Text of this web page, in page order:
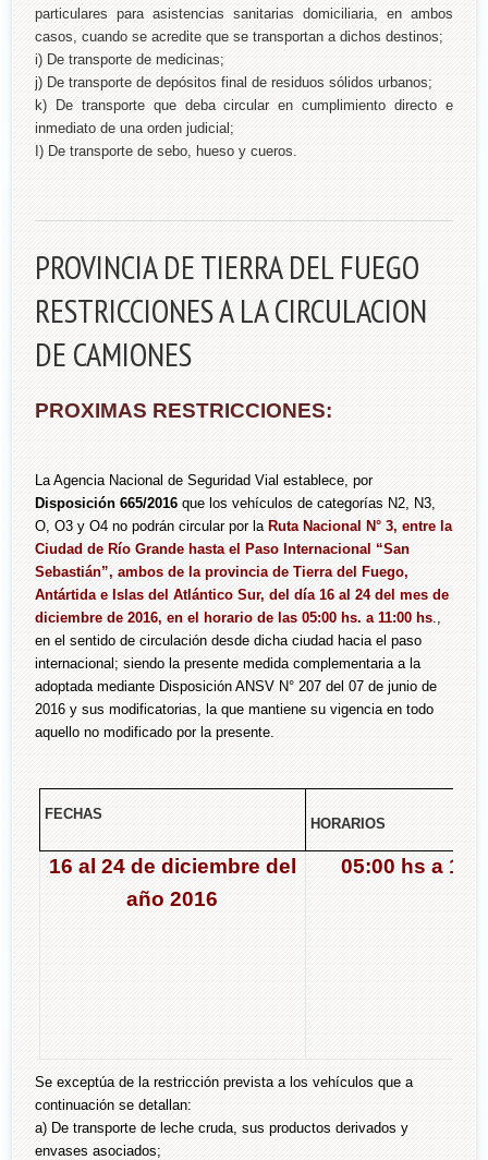
particulares para asistencias sanitarias domiciliaria, en ambos
casos, cuando se acredite que se transportan a dichos destinos;
i) De transporte de medicinas;
j) De transporte de depósitos final de residuos sólidos urbanos;
k) De transporte que deba circular en cumplimiento directo e
inmediato de una orden judicial;
I) De transporte de sebo, hueso y cueros.
PROVINCIA DE TIERRA DEL FUEGO
RESTRICCIONES A LA CIRCULACION
DE CAMIONES
PROXIMAS RESTRICCIONES:
La Agencia Nacional de Seguridad Vial establece, por
Disposición 665/2016 que los vehículos de categorías N2, N3,
O, O3 y O4 no podrán circular por la Ruta Nacional N° 3, entre la
Ciudad de Río Grande hasta el Paso Internacional “San
Sebastián”, ambos de la provincia de Tierra del Fuego,
Antártida e Islas del Atlántico Sur, del día 16 al 24 del mes de
diciembre de 2016, en el horario de las 05:00 hs. a 11:00 hs.,
en el sentido de circulación desde dicha ciudad hacia el paso
internacional; siendo la presente medida complementaria a la
adoptada mediante Disposición ANSV N° 207 del 07 de junio de
2016 y sus modificatorias, la que mantiene su vigencia en todo
aquello no modificado por la presente.
FECHAS
HORARIOS
16 al 24 de diciembre del
año 2016
05:00 hs a
Se exceptúa de la restricción prevista a los vehículos que a
continuación se detallan:
a) De transporte de leche cruda, sus productos derivados y
envases asociados;